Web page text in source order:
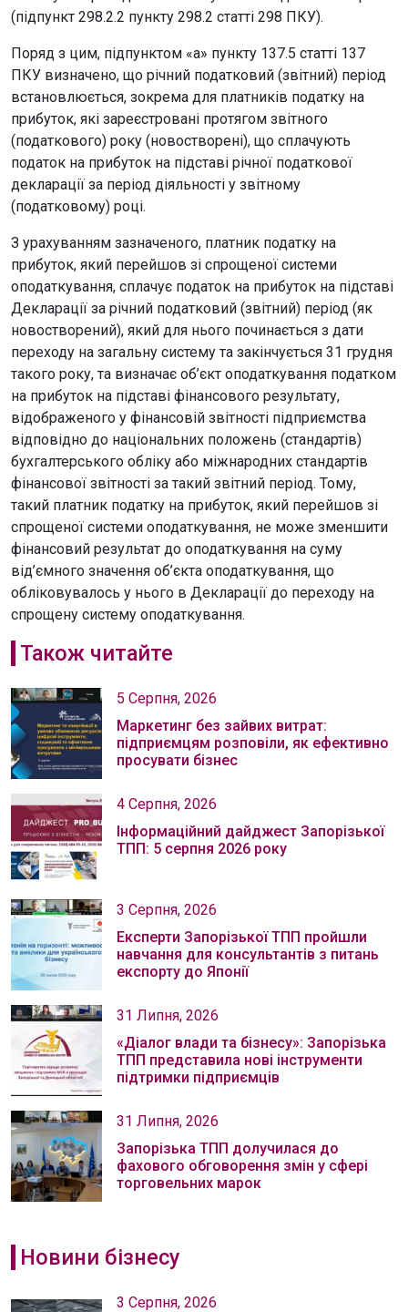
(підпункт 298.2.2 пункту 298.2 статті 298 ПКУ).
Поряд з цим, підпунктом «а» пункту 137.5 статті 137
ПКУ визначено, що річний податковий (звітний) період
встановлюється, зокрема для платників податку на
прибуток, які зареєстровані протягом звітного
(податкового) року (новостворені), що сплачують
податок на прибуток на підставі річної податкової
декларації за період діяльності у звітному
(податковому) році.
З урахуванням зазначеного, платник податку на
прибуток, який перейшов зі спрощеної системи
оподаткування, сплачує податок на прибуток на підставі
Декларації за річний податковий (звітний) період (як
новостворений), який для нього починається з дати
переходу на загальну систему та закінчується 31 грудня
такого року, та визначає об’єкт оподаткування податком
на прибуток на підставі фінансового результату,
відображеного у фінансовій звітності підприємства
відповідно до національних положень (стандартів)
бухгалтерського обліку або міжнародних стандартів
фінансової звітності за такий звітний період. Тому,
такий платник податку на прибуток, який перейшов зі
спрощеної системи оподаткування, не може зменшити
фінансовий результат до оподаткування на суму
від’ємного значення об’єкта оподаткування, що
обліковувалось у нього в Декларації до переходу на
спрощену систему оподаткування.
Також читайте
5 Серпня, 2026
Маркетинг без зайвих витрат:
підприємцям розповіли, як ефективно
просувати бізнес
4 Серпня, 2026
Інформаційний дайджест Запорізької
ТПП: 5 серпня 2026 року
3 Серпня, 2026
Експерти Запорізької ТПП пройшли
навчання для консультантів з питань
експорту до Японії
31 Липня, 2026
«Діалог влади та бізнесу»: Запорізька
ТПП представила нові інструменти
підтримки підприємців
31 Липня, 2026
Запорізька ТПП долучилася до
фахового обговорення змін у сфері
торговельних марок
Новини бізнесу
3 Серпня, 2026